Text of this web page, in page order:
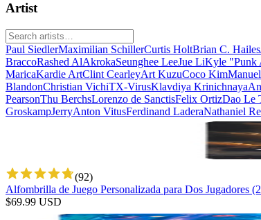
Artist
Paul SiedlerMaximilian SchillerCurtis HoltBrian C. Hailes
BraccoRashed AlAkrokaSeunghee LeeJue LiKyle "Punk
MaricaKardie ArtClint CearleyArt KuzuCoco Kim
BlandonChristian VichiTX-VirusKlavdiya Krinichnaya
PearsonThu BerchsLorenzo de SanctisFelix OrtizDao Le
GroskampJerryAnton VitusFerdinand LaderaNathaniel
(92)
Alfombrilla de Juego Personalizada para Dos Jugadores
$69.99 USD